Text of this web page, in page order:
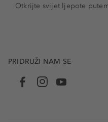
Otkrijte svijet ljepote
PRIDRUŽI NAM SE